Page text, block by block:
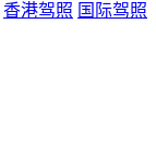
香港驾照 国际驾照